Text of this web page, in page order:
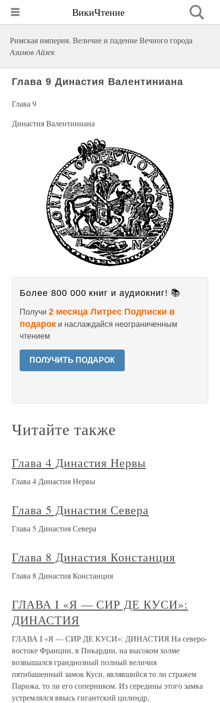
ВикиЧтение
Римская империя. Величие и падение Вечного города
Азимов Айзек
Глава 9 Династия Валентиниана
Глава 9
Династия Валентиниана
Более 800 000 книг и аудиокниг! 📚
Получи 2 месяца Литрес Подписки в
подарок и наслаждайся неограниченным
чтением
ПОЛУЧИТЬ ПОДАРОК
Читайте также
Глава 4 Династия Нервы
Глава 4 Династия Нервы
Глава 5 Династия Севера
Глава 5 Династия Севера
Глава 8 Династия Констанция
Глава 8 Династия Констанция
ГЛАВА I «Я — СИР ДЕ КУСИ»:
ДИНАСТИЯ
ГЛАВА I «Я — СИР ДЕ КУСИ»: ДИНАСТИЯ На северо-
востоке Франции, в Пикардии, на высоком холме
возвышался грандиозный полный величия
пятибашенный замок Куси, являвшийся то ли стражем
Парижа, то ли его соперником. Из середины этого замка
устремлялся ввысь гигантский цилиндр,